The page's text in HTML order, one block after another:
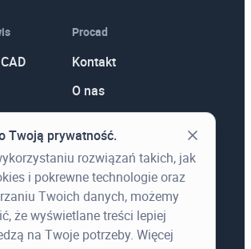
Procad
Kontakt
O nas
Aktualności
Wiedza
Twoją prywatność.
rozwiązań takich, jak
i pokrewne technologie oraz
Twoich danych, możemy
że wyświetlane treści lepiej
na Twoje potrzeby. Więcej